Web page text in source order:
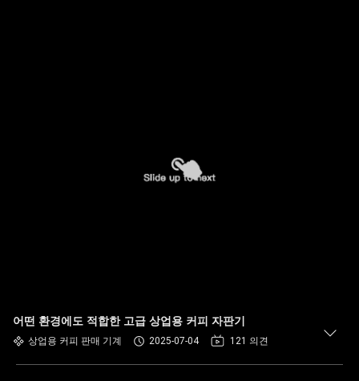
어떤 환경에도 적합한 고급 상업용 커피 자판기
상업용 커피 판매 기계 2025-07-04 121 의견